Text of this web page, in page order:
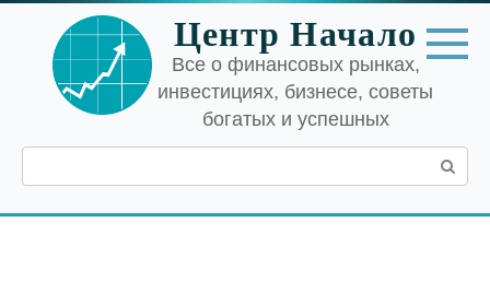
Перейти
контенту
Центр Начало
Все о финансовых рынках,
инвестициях, бизнесе, советы
богатых и успешных
Поиск: